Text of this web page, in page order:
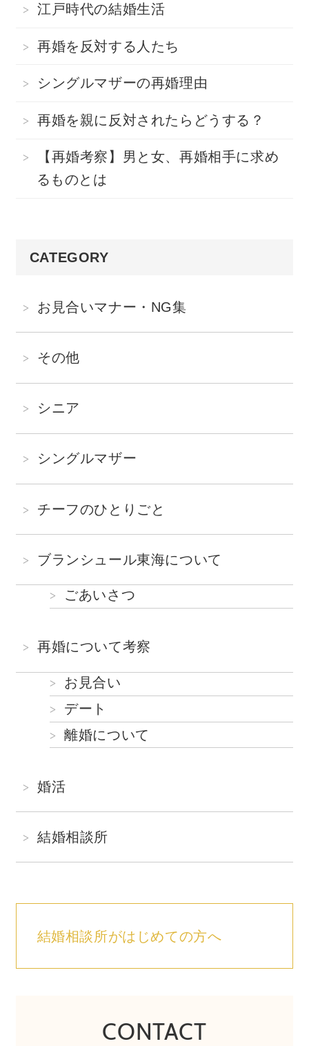
江戸時代の結婚生活
再婚を反対する人たち
シングルマザーの再婚理由
再婚を親に反対されたらどうする？
【再婚考察】男と女、再婚相手に求め
るものとは
CATEGORY
お見合いマナー・NG集
その他
シニア
シングルマザー
チーフのひとりごと
ブランシュール東海について
ごあいさつ
再婚について考察
お見合い
デート
離婚について
婚活
結婚相談所
結婚相談所がはじめての方へ
CONTACT